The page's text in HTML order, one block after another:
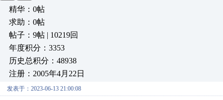
精华：0帖
求助：0帖
帖子：9帖 | 10219回
年度积分：3353
历史总积分：48938
注册：2005年4月22日
发表于：2023-06-13 21:00:08